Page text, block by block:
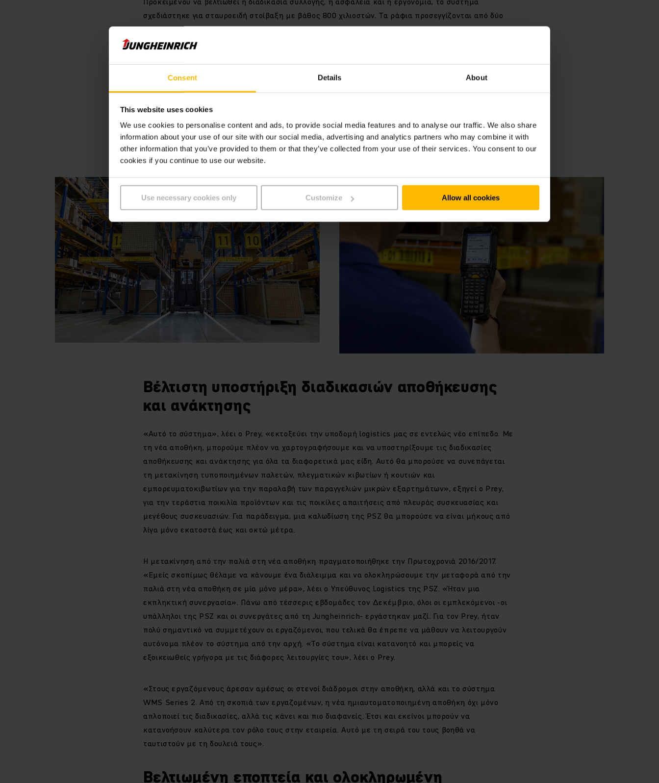
Consent Details About
This website uses cookies
We use cookies to personalise content and ads, to provide social media features and to analyse our traffic. We also share
information about your use of our site with our social media, advertising and analytics partners who may combine it with
other information that you’ve provided to them or that they’ve collected from your use of their services. You consent to our
cookies if you continue to use our website.
Use necessary cookies only Customize Allow all cookies
σχεδιάστηκε για σταυροειδή στοίβαξη με βάθος 800 χιλιοστών. Τα ράφια προσεγγίζονται από δύο
μηχανήματα στοίβαξης μεγάλου ύψους EKX 410. Τα μηχανήματα έχουν καλωδιακή καθοδήγηση,
τερματικά, σαρωτές και πλοήγηση αποθήκης και λειτουργούν διαισθητικά και εξαιρετικά αξιόπιστα
προορισμό του. Στο Σύστημα Διαχείρισης Αποθήκης WMS Series 2 της Jungheinrich
συγχρονιστεί ολόκληρη η διακίνηση υλικού και πληροφοριών. Αυτό επιτρέπει την άριστη διαχείριση
και τον έλεγχο της αποθήκης. Τέλος, το λογισμικό μπορεί να προσαρμόζεται ευέλικτα στις
μεταβολές της αποθήκης, χάρη στον μεγάλο αριθμό των διαφορετικών του ενοτήτων, και ως εκ
τούτου θα μπορέσει να χειριστεί οποιεσδήποτε αλλαγές στο μέλλον.
Βέλτιστη υποστήριξη διαδικασιών αποθήκευσης
και ανάκτησης
«Αυτό το σύστημα», λέει ο Prey, «εκτοξεύει την υποδομή logistics μας σε εντελώς νέο επίπεδο. Με
τη νέα αποθήκη, μπορούμε πλέον να χαρτογραφήσουμε και να υποστηρίξουμε τις διαδικασίες
αποθήκευσης και ανάκτησης για όλα τα διαφορετικά μας είδη. Αυτό θα μπορούσε να συνεπάγεται
τη μετακίνηση τυποποιημένων παλετών, πλεγματικών κιβωτίων ή κουτιών και
εμπορευματοκιβωτίων για την παραλαβή των παραγγελιών μικρών εξαρτημάτων», εξηγεί ο Prey,
για την τεράστια ποικιλία προϊόντων και τις ποικίλες απαιτήσεις από πλευράς συσκευασίας και
μεγέθους συσκευασιών. Για παράδειγμα, μια καλωδίωση της PSZ θα μπορούσε να είναι μήκους από
λίγα μόνο εκατοστά έως και οκτώ μέτρα.
Η μετακίνηση από την παλιά στη νέα αποθήκη πραγματοποιήθηκε την Πρωτοχρονιά 2016/2017.
«Εμείς σκοπίμως θέλαμε να κάνουμε ένα διάλειμμα και να ολοκληρώσουμε την μεταφορά από την
παλιά στη νέα αποθήκη σε μία μόνο μέρα», λέει ο Υπεύθυνος Logistics της PSZ. «Ήταν μια
εκπληκτική συνεργασία». Πάνω από τέσσερις εβδομάδες τον Δεκέμβριο, όλοι οι εμπλεκόμενοι -οι
υπάλληλοι της PSZ και οι συνεργάτες από τη Jungheinrich- εργάστηκαν μαζί. Για τον Prey, ήταν
πολύ σημαντικό να συμμετέχουν οι εργαζόμενοι, που τελικά θα έπρεπε να μάθουν να λειτουργούν
αυτόνομα πλέον το σύστημα από την αρχή. «Το σύστημα είναι κατανοητό και μπορείς να
εξοικειωθείς γρήγορα με τις διάφορες λειτουργίες του», λέει ο Prey.
«Στους εργαζόμενους άρεσαν αμέσως οι στενοί διάδρομοι στην αποθήκη, αλλά και το σύστημα
WMS Series 2. Από τη σκοπιά των εργαζομένων, η νέα ημιαυτοματοποιημένη αποθήκη όχι μόνο
απλοποιεί τις διαδικασίες, αλλά τις κάνει και πιο διαφανείς. Έτσι και εκείνοι μπορούν να
κατανοήσουν καλύτερα τον ρόλο τους στην εταιρεία. Αυτό με τη σειρά του τους βοηθά να
ταυτιστούν με τη δουλειά τους».
Βελτιωμένη εποπτεία και ολοκληρωμένη